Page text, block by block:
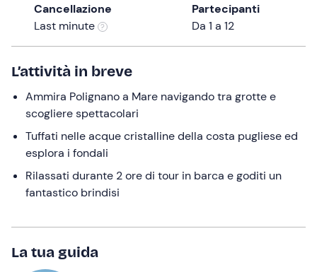
keyboard
shortcuts
for
dates.
Cancellazione
Last minute
Partecipanti
Da 1 a 12
L’attività in breve
Ammira Polignano a Mare navigando tra grotte e
scogliere spettacolari
Tuffati nelle acque cristalline della costa pugliese ed
esplora i fondali
Rilassati durante 2 ore di tour in barca e goditi un
fantastico brindisi
La tua guida